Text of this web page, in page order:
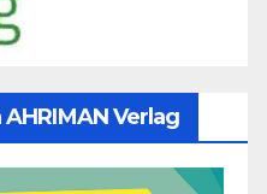
Verlag